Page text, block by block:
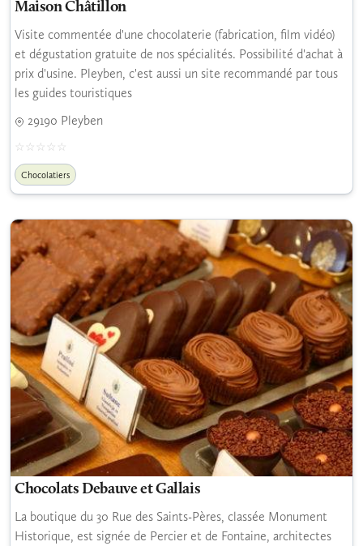
Maison Châtillon
Visite commentée d'une chocolaterie (fabrication, film vidéo)
et dégustation gratuite de nos spécialités. Possibilité d'achat à
prix d'usine. Pleyben, c'est aussi un site recommandé par tous
les guides touristiques
29190 Pleyben
Chocolatiers
Chocolats Debauve et Gallais
La boutique du 30 Rue des Saints-Pères, classée Monument
Historique, est signée de Percier et de Fontaine, architectes